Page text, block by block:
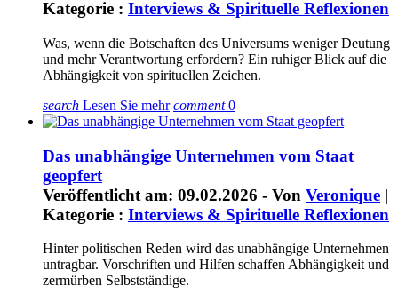
Kategorie : Interviews & Spirituelle Reflexionen
Was, wenn die Botschaften des Universums weniger Deutung
und mehr Verantwortung erfordern? Ein ruhiger Blick auf die
Abhängigkeit von spirituellen Zeichen.
search Lesen Sie mehr comment0
Das unabhängige Unternehmen vom Staat
geopfert
Veröffentlicht am: 09.02.2026 - Von Veronique |
Kategorie : Interviews & Spirituelle Reflexionen
Hinter politischen Reden wird das unabhängige Unternehmen
untragbar. Vorschriften und Hilfen schaffen Abhängigkeit und
zermürben Selbstständige.